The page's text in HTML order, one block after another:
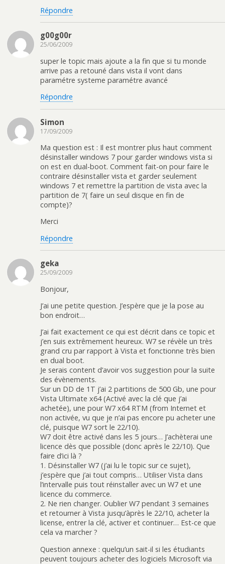
Répondre
g00g00r
25/06/2009
super le topic mais ajoute a la fin que si tu monde
arrive pas a retouné dans vista il vont dans
paramétre systeme paramétre avancé
Répondre
Simon
17/09/2009
Ma question est : Il est montrer plus haut comment
désinstaller windows 7 pour garder windows vista si
on est en dual-boot. Comment fait-on pour faire le
contraire désinstaller vista et garder seulement
windows 7 et remettre la partition de vista avec la
partition de 7( faire un seul disque en fin de
compte)?
Merci
Répondre
geka
25/09/2009
Bonjour,
J’ai une petite question. J’espère que je la pose au
bon endroit…
J’ai fait exactement ce qui est décrit dans ce topic et
j’en suis extrêmement heureux. W7 se révèle un très
grand cru par rapport à Vista et fonctionne très bien
en dual boot.
Je serais content d’avoir vos suggestion pour la suite
des évènements.
Sur un DD de 1T j’ai 2 partitions de 500 Gb, une pour
Vista Ultimate x64 (Activé avec la clé que j’ai
achetée), une pour W7 x64 RTM (from Internet et
non activée, vu que je n’ai pas encore pu acheter une
clé, puisque W7 sort le 22/10).
W7 doit être activé dans les 5 jours… J’achèterai une
licence dès que possible (donc après le 22/10). Que
faire d’ici là ?
1. Désinstaller W7 (j’ai lu le topic sur ce sujet),
j’espère que j’ai tout compris… Utiliser Vista dans
l’intervalle puis tout réinstaller avec un W7 et une
licence du commerce.
2. Ne rien changer. Oublier W7 pendant 3 semaines
et retourner à Vista jusqu’àprès le 22/10, acheter la
license, entrer la clé, activer et continuer… Est-ce que
cela va marcher ?
Question annexe : quelqu’un sait-il si les étudiants
peuvent toujours acheter des logiciels Microsoft via